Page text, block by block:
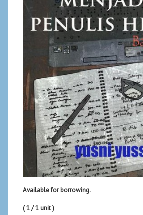
Available for borrowing.
( 1 / 1 unit )